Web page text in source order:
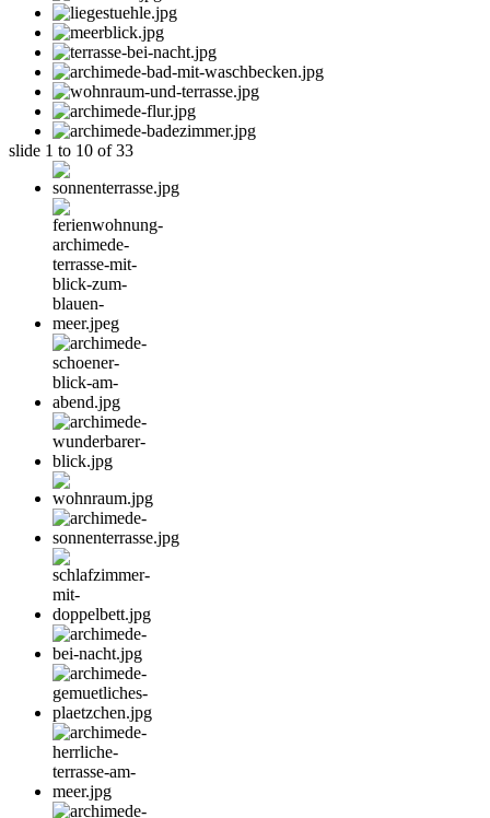
slide 1 to 10 of 33